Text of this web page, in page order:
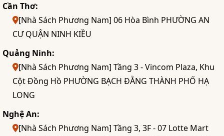
Cần Thơ:
[Nhà Sách Phương Nam] 06 Hòa Bình PHƯỜNG AN
CƯ QUẬN NINH KIỀU
Quảng Ninh:
[Nhà Sách Phương Nam] Tầng 3 - Vincom Plaza, Khu
Cột Đồng Hồ PHƯỜNG BẠCH ĐẰNG THÀNH PHỐ HẠ
LONG
Nghệ An:
[Nhà Sách Phương Nam] Tầng 3, 3F - 07 Lotte Mart